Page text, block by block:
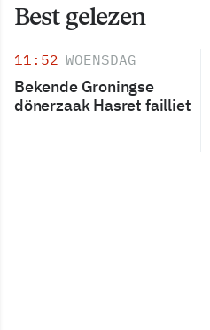
Best gelezen
11:52 WOENSDAG
Bekende Groningse
dönerzaak Hasret failliet